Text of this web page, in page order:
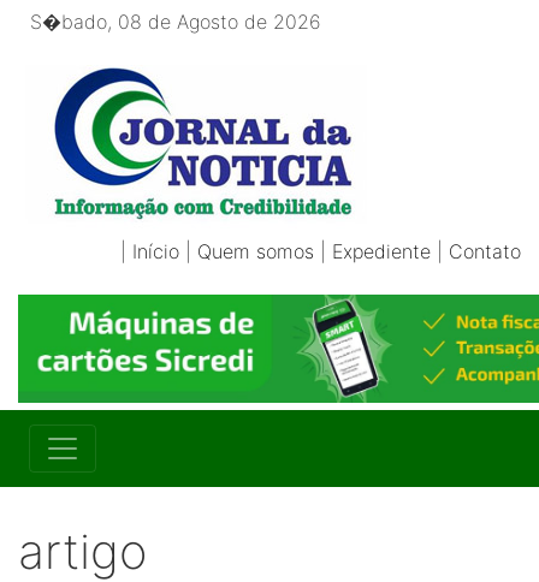
S�bado, 08 de Agosto de 2026
Início Quem somos Expediente Contato
artigo